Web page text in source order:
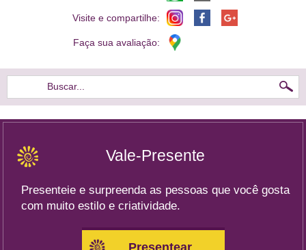
Visite e compartilhe:
Faça sua avaliação:
Buscar...
Vale-Presente
Presenteie e surpreenda as pessoas que você gosta
com muito estilo e criatividade.
Presentear